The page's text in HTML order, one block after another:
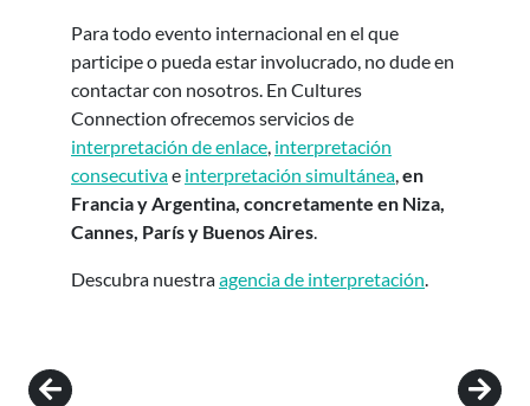
Para todo evento internacional en el que
participe o pueda estar involucrado, no dude en
contactar con nosotros. En Cultures
Connection ofrecemos servicios de
interpretación de enlace interpretación
consecutivae interpretación simultánea en
Francia y Argentina, concretamente en Niza,
Cannes, París y Buenos Aires
Descubra nuestraagencia de interpretación
Post navigation